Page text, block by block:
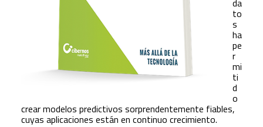
to
s
ha
pe
r
mi
ti
d
o
crear modelos predictivos sorprendentemente fiables,
cuyas aplicaciones están en continuo crecimiento.